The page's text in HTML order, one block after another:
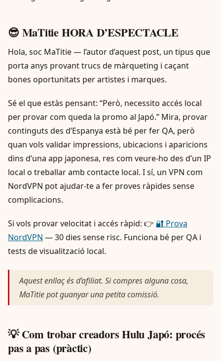
😎 MaTitie HORA D’ESPECTACLE
Hola, soc MaTitie — l’autor d’aquest post, un tipus que
porta anys provant trucs de màrqueting i caçant
bones oportunitats per artistes i marques.
Sé el que estàs pensant: “Però, necessito accés local
per provar com queda la promo al Japó.” Mira, provar
continguts des d’Espanya està bé per fer QA, però
quan vols validar impressions, ubicacions i aparicions
dins d’una app japonesa, res com veure-ho des d’un IP
local o treballar amb contacte local. I sí, un VPN com
NordVPN pot ajudar-te a fer proves ràpides sense
complicacions.
Si vols provar velocitat i accés ràpid: 👉 🔐 Prova
NordVPN — 30 dies sense risc. Funciona bé per QA i
tests de visualització local.
Aquest enllaç és d’afiliat. Si compres alguna cosa,
MaTitie pot guanyar una petita comissió.
💡 Com trobar creadors Hulu Japó: procés
pas a pas (pràctic)